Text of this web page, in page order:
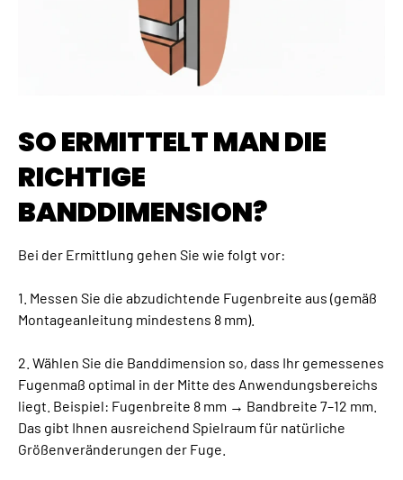
SO ERMITTELT MAN DIE
RICHTIGE
BANDDIMENSION?
Bei der Ermittlung gehen Sie wie folgt vor:
1. Messen Sie die abzudichtende Fugenbreite aus (gemäß
Montageanleitung mindestens 8 mm).
2. Wählen Sie die Banddimension so, dass Ihr gemessenes
Fugenmaß optimal in der Mitte des Anwendungsbereichs
liegt. Beispiel: Fugenbreite 8 mm → Bandbreite 7–12 mm.
Das gibt Ihnen ausreichend Spielraum für natürliche
Größenveränderungen der Fuge.